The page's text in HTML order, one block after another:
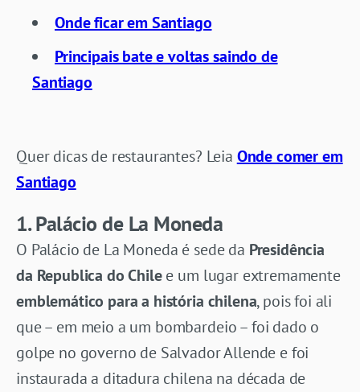
Onde ficar em Santiago
Principais bate e voltas saindo de
Santiago
Quer dicas de restaurantes? Leia Onde comer em
Santiago
1. Palácio de La Moneda
O Palácio de La Moneda é sede da Presidência
da Republica do Chilee um lugar extremamente
emblemático para a história chilena, pois foi ali
que – em meio a um bombardeio – foi dado o
golpe no governo de Salvador Allende e foi
instaurada a ditadura chilena na década de